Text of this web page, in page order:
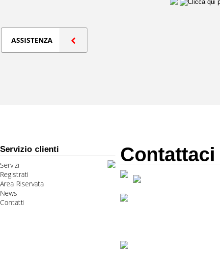
ASSISTENZA
Servizio clienti
Servizi
Registrati
Area Riservata
News
Contatti
Contattaci